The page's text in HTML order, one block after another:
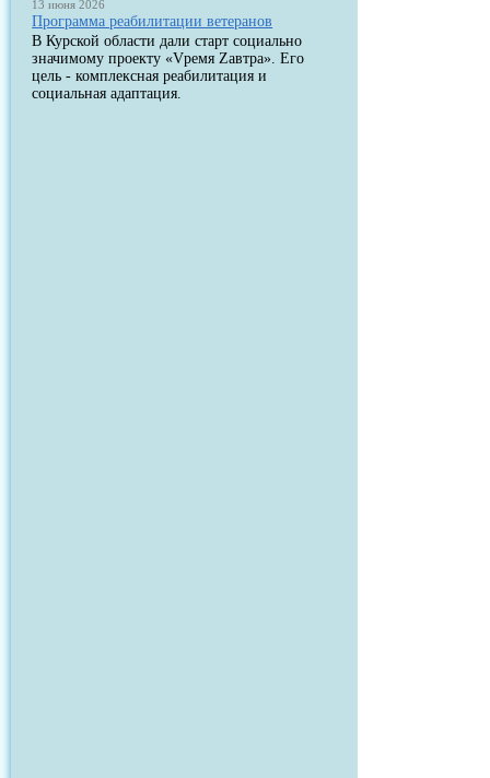
13 июня 2026
Программа реабилитации ветеранов
В Курской области дали старт социально
значимому проекту «Vремя Zавтра». Его
цель - комплексная реабилитация и
социальная адаптация.